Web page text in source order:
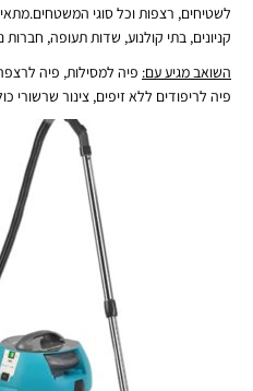
לשטיחים, רצפות וכל סוגי
קניונים, בתי קולנוע, שדות תעופה, חברות
השואב מגיע עם: פיה למסילות, פיה
פיה לריפודים ללא זיפים, צינור שרשורי